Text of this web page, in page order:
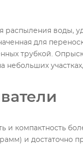
воды,
для
трубкой.
и компактность
и достаточно